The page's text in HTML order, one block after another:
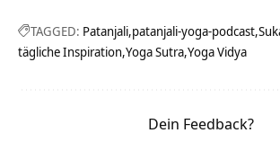
TAGGED: Patanjali patanjali-yoga-podcast
tägliche Inspiration Yoga Sutra Yoga Vidya
Dein Feedback?